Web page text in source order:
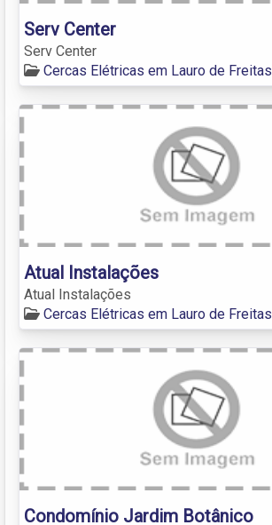
Serv Center
Serv Center
Cercas Elétricas em Lauro de Freitas
Atual Instalações
Atual Instalações
Cercas Elétricas em Lauro de Freitas
Condomínio Jardim Botânico